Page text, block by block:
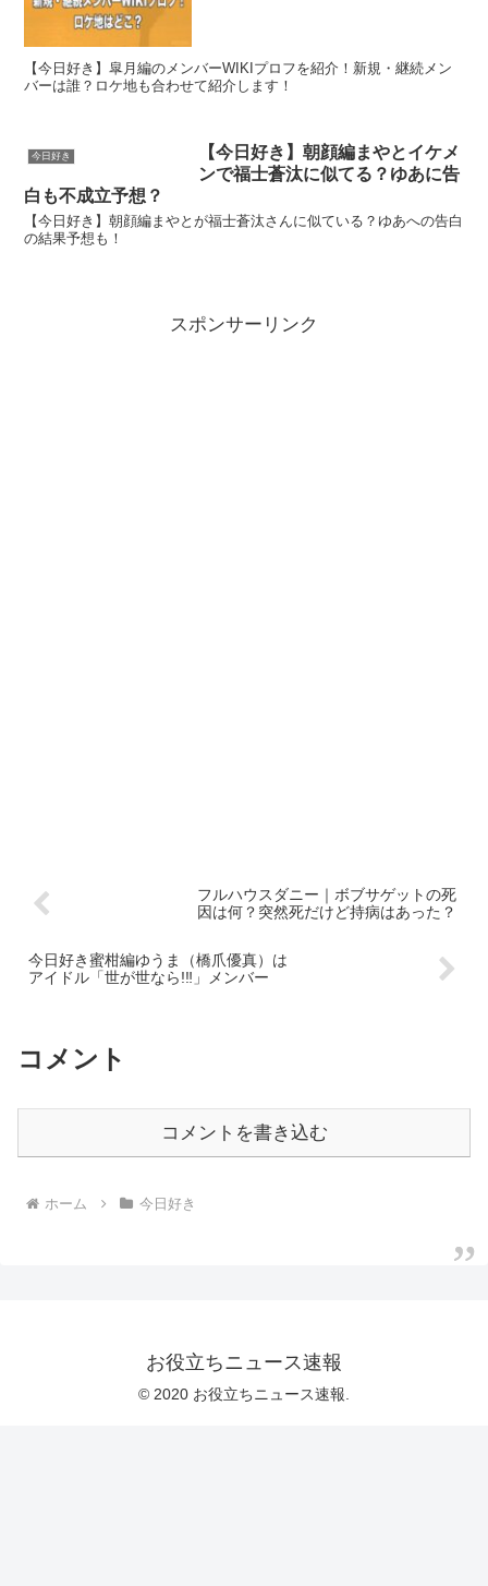
【今日好き】皐月編のメンバーWIKIプロフを紹介！新規・継続メン
バーは誰？ロケ地も合わせて紹介します！
今日好き
【今日好き】朝顔編まやとイケメ
ンで福士蒼汰に似てる？ゆあに告
白も不成立予想？
【今日好き】朝顔編まやとが福士蒼汰さんに似ている？ゆあへの告白
の結果予想も！
スポンサーリンク
フルハウスダニー｜ボブサゲットの死
因は何？突然死だけど持病はあった？
今日好き蜜柑編ゆうま（橋爪優真）は
アイドル「世が世なら!‼︎」メンバー
コメント
コメントを書き込む
ホーム 今日好き
お役立ちニュース速報
© 2020 お役立ちニュース速報.